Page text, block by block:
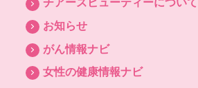
チアーズビューティーについて
お知らせ
がん情報ナビ
女性の健康情報ナビ